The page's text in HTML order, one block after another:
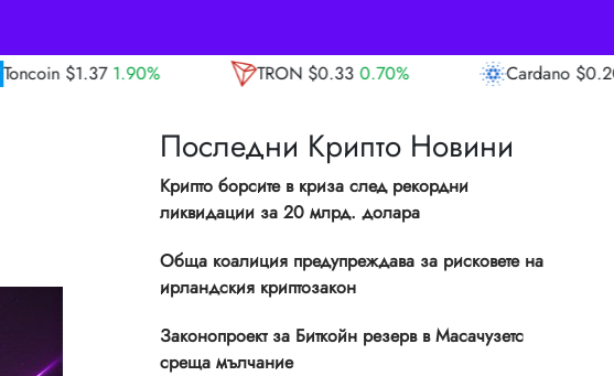
TRON $0.33 0.70% Cardano $0.20 -0.80%
Последни Крипто Новини
Крипто борсите в криза след рекордни
ликвидации за 20 млрд. долара
Обща коалиция предупреждава за рисковете на
ирландския криптозакон
Законопроект за Биткойн резерв в Масачузетс
среща мълчание